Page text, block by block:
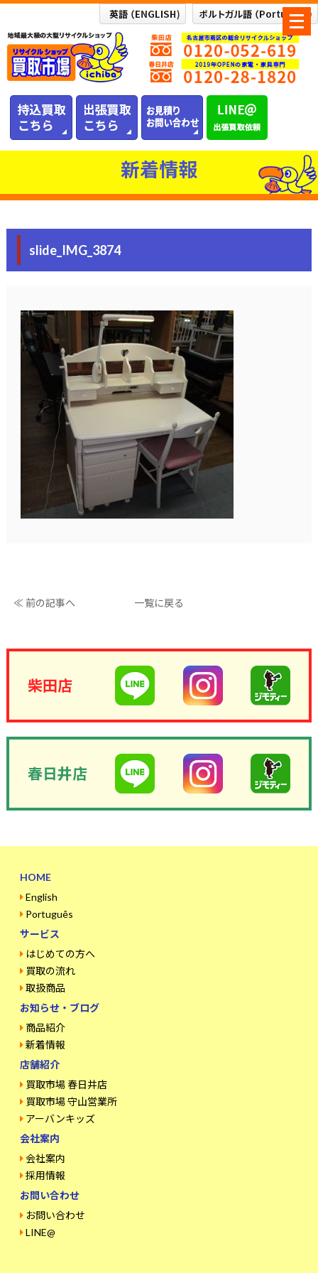
メ
ニ
ュ
ー
新着情報
slide_IMG_3874
≪ 前の記事へ 一覧に戻る
柴田店
春日井店
HOME
English
Português
サービス
はじめての方へ
買取の流れ
取扱商品
お知らせ・ブログ
商品紹介
新着情報
店舗紹介
買取市場 春日井店
買取市場 守山営業所
アーバンキッズ
会社案内
会社案内
採用情報
お問い合わせ
お問い合わせ
LINE@